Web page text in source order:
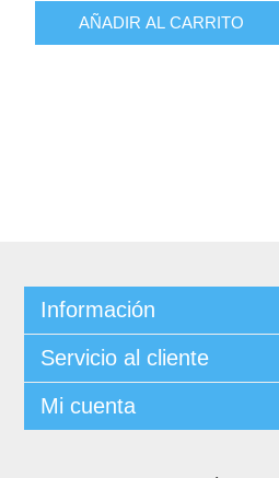
AÑADIR AL CARRITO
Información
Servicio al cliente
Mi cuenta